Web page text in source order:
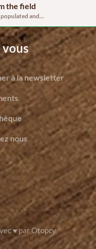
the field
and...
à la newsletter
nous
♥ par Otopcy